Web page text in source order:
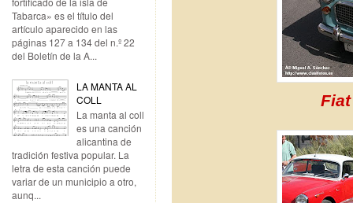
Tabarca» es el título del
artículo aparecido en las
páginas 127 a 134 del n.º 22
del Boletín de la A...
LA MANTA AL
COLL
La manta al coll
es una canción
alicantina de
tradición festiva popular. La
letra de esta canción puede
variar de un municipio a otro,
aunq...